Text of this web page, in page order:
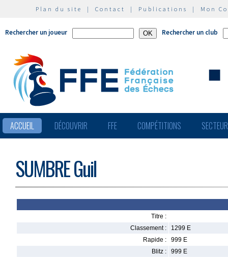
Plan du site | Contact | Publications | Mon
Rechercher un joueur Rechercher un club
ACCUEIL DÉCOUVRIR FFE COMPÉTITIONS
SUMBRE Guil
Titre :
Classement :
1299 E
Rapide :
999 E
Blitz :
999 E